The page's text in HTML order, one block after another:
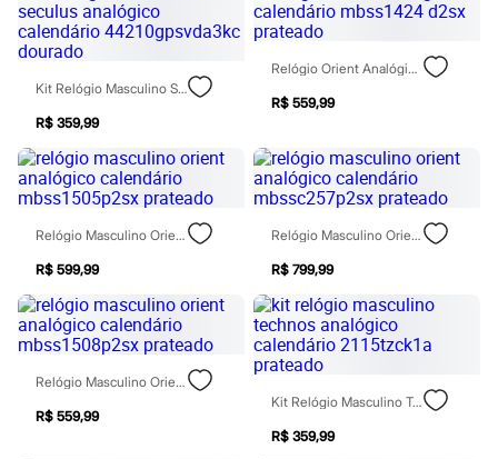
Pantufas
Rasteirinhas
Sandálias
Diversão
Marcas
Baby Club
Fifteen
Miss Fifteen
Palomino
Moda íntima
Calcinhas
Meias
Pijamas
Moda praia
Biquínis e Maiôs
Blusas de proteção
Sungas
Personagens
Bluey
Kit Relógio Masculino Seculus Analógico Calendário 44210gpsvda3kc Dourado
R$ 359,99
Relógio Orient Analógico Calendário Mbss1424 D2sx Prateado
R$ 559,99
Relógio Masculino Orient Analógico Calendário Mbss1505p2sx Prateado
R$ 599,99
Relógio Masculino Orient Analógico Calendário Mbssc257p2sx Prateado
R$ 799,99
Relógio Masculino Orient Analógico Calendário Mbss1508p2sx Prateado
R$ 559,99
Kit Relógio Masculino Technos Analógico Calendário 2115tzck1a Prateado
R$ 359,99